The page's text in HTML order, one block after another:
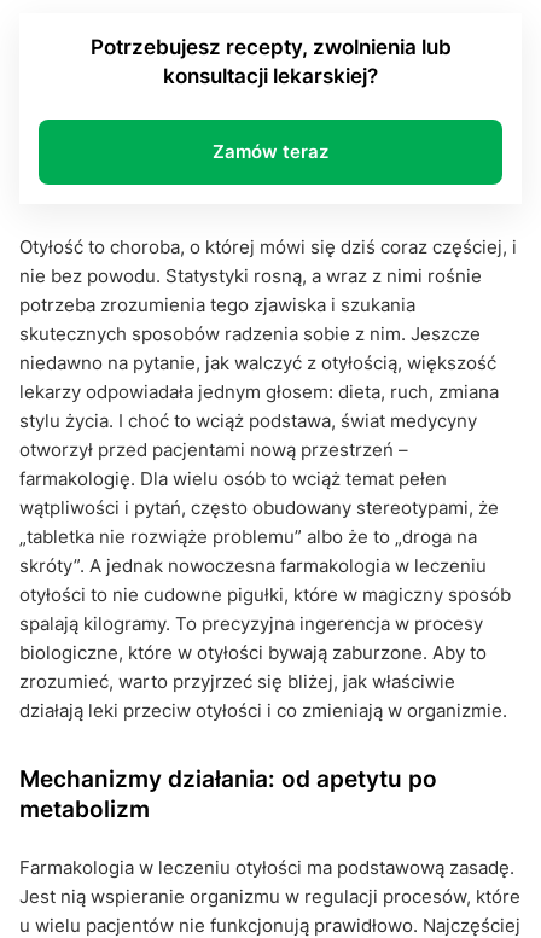
kiedy nie
Społeczny wymiar farmakologii. Między nadzieją, a
kontrowersją
Farmakologia w leczeniu otyłości jako część
Potrzebujesz recepty, zwolnienia lub
konsultacji lekarskiej?
Zamów teraz
Otyłość to choroba, o której mówi się dziś coraz częściej, i
nie bez powodu. Statystyki rosną, a wraz z nimi rośnie
potrzeba zrozumienia tego zjawiska i szukania
skutecznych sposobów radzenia sobie z nim. Jeszcze
niedawno na pytanie, jak walczyć z otyłością, większość
lekarzy odpowiadała jednym głosem: dieta, ruch, zmiana
stylu życia. I choć to wciąż podstawa, świat medycyny
otworzył przed pacjentami nową przestrzeń –
farmakologię. Dla wielu osób to wciąż temat pełen
wątpliwości i pytań, często obudowany stereotypami, że
„tabletka nie rozwiąże problemu” albo że to „droga na
skróty”. A jednak nowoczesna farmakologia w leczeniu
otyłości to nie cudowne pigułki, które w magiczny sposób
spalają kilogramy. To precyzyjna ingerencja w procesy
biologiczne, które w otyłości bywają zaburzone. Aby to
zrozumieć, warto przyjrzeć się bliżej, jak właściwie
działają leki przeciw otyłości i co zmieniają w organizmie.
Mechanizmy działania: od apetytu po
metabolizm
Farmakologia w leczeniu otyłości ma podstawową zasadę.
Jest nią wspieranie organizmu w regulacji procesów, które
u wielu pacjentów nie funkcjonują prawidłowo. Najczęściej